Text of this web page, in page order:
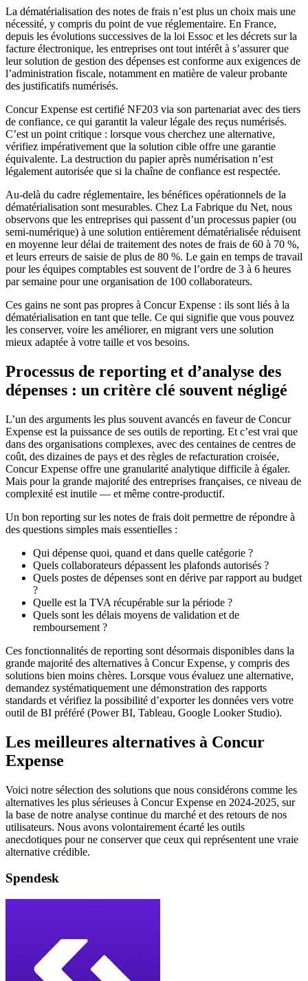
La dématérialisation des notes de frais n’est plus un choix mais une
nécessité, y compris du point de vue réglementaire. En France,
depuis les évolutions successives de la loi Essoc et les décrets sur la
facture électronique, les entreprises ont tout intérêt à s’assurer que
leur solution de gestion des dépenses est conforme aux exigences de
l’administration fiscale, notamment en matière de valeur probante
des justificatifs numérisés.
Concur Expense est certifié NF203 via son partenariat avec des tiers
de confiance, ce qui garantit la valeur légale des reçus numérisés.
C’est un point critique : lorsque vous cherchez une alternative,
vérifiez impérativement que la solution cible offre une garantie
équivalente. La destruction du papier après numérisation n’est
légalement autorisée que si la chaîne de confiance est respectée.
Au-delà du cadre réglementaire, les bénéfices opérationnels de la
dématérialisation sont mesurables. Chez La Fabrique du Net, nous
observons que les entreprises qui passent d’un processus papier (ou
semi-numérique) à une solution entièrement dématérialisée réduisent
en moyenne leur délai de traitement des notes de frais de 60 à 70 %,
et leurs erreurs de saisie de plus de 80 %. Le gain en temps de travail
pour les équipes comptables est souvent de l’ordre de 3 à 6 heures
par semaine pour une organisation de 100 collaborateurs.
Ces gains ne sont pas propres à Concur Expense : ils sont liés à la
dématérialisation en tant que telle. Ce qui signifie que vous pouvez
les conserver, voire les améliorer, en migrant vers une solution
mieux adaptée à votre taille et vos besoins.
Processus de reporting et d’analyse des
dépenses : un critère clé souvent négligé
L’un des arguments les plus souvent avancés en faveur de Concur
Expense est la puissance de ses outils de reporting. Et c’est vrai que
dans des organisations complexes, avec des centaines de centres de
coût, des dizaines de pays et des règles de refacturation croisée,
Concur Expense offre une granularité analytique difficile à égaler.
Mais pour la grande majorité des entreprises françaises, ce niveau de
complexité est inutile — et même contre-productif.
Un bon reporting sur les notes de frais doit permettre de répondre à
des questions simples mais essentielles :
Qui dépense quoi, quand et dans quelle catégorie ?
Quels collaborateurs dépassent les plafonds autorisés ?
Quels postes de dépenses sont en dérive par rapport au budget
?
Quelle est la TVA récupérable sur la période ?
Quels sont les délais moyens de validation et de
remboursement ?
Ces fonctionnalités de reporting sont désormais disponibles dans la
grande majorité des alternatives à Concur Expense, y compris des
solutions bien moins chères. Lorsque vous évaluez une alternative,
demandez systématiquement une démonstration des rapports
standards et vérifiez la possibilité d’exporter les données vers votre
outil de BI préféré (Power BI, Tableau, Google Looker Studio).
Les meilleures alternatives à Concur
Expense
Voici notre sélection des solutions que nous considérons comme les
alternatives les plus sérieuses à Concur Expense en 2024-2025, sur
la base de notre analyse continue du marché et des retours de nos
utilisateurs. Nous avons volontairement écarté les outils
anecdotiques pour ne conserver que ceux qui représentent une vraie
alternative crédible.
Spendesk